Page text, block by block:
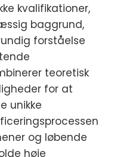
kvalifikationer,
baggrund,
forståelse
teoretisk
for at
unikke
og løbende
høje